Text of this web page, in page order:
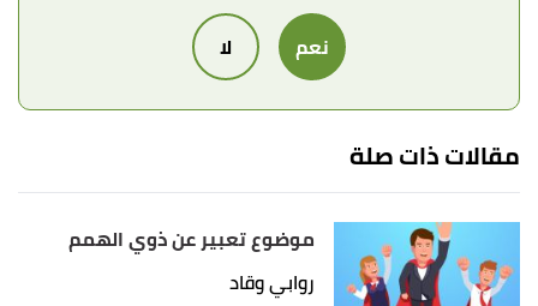
نعم لا
مقالات ذات صلة
موضوع تعبير عن ذوي الهمم
روابي وقاد